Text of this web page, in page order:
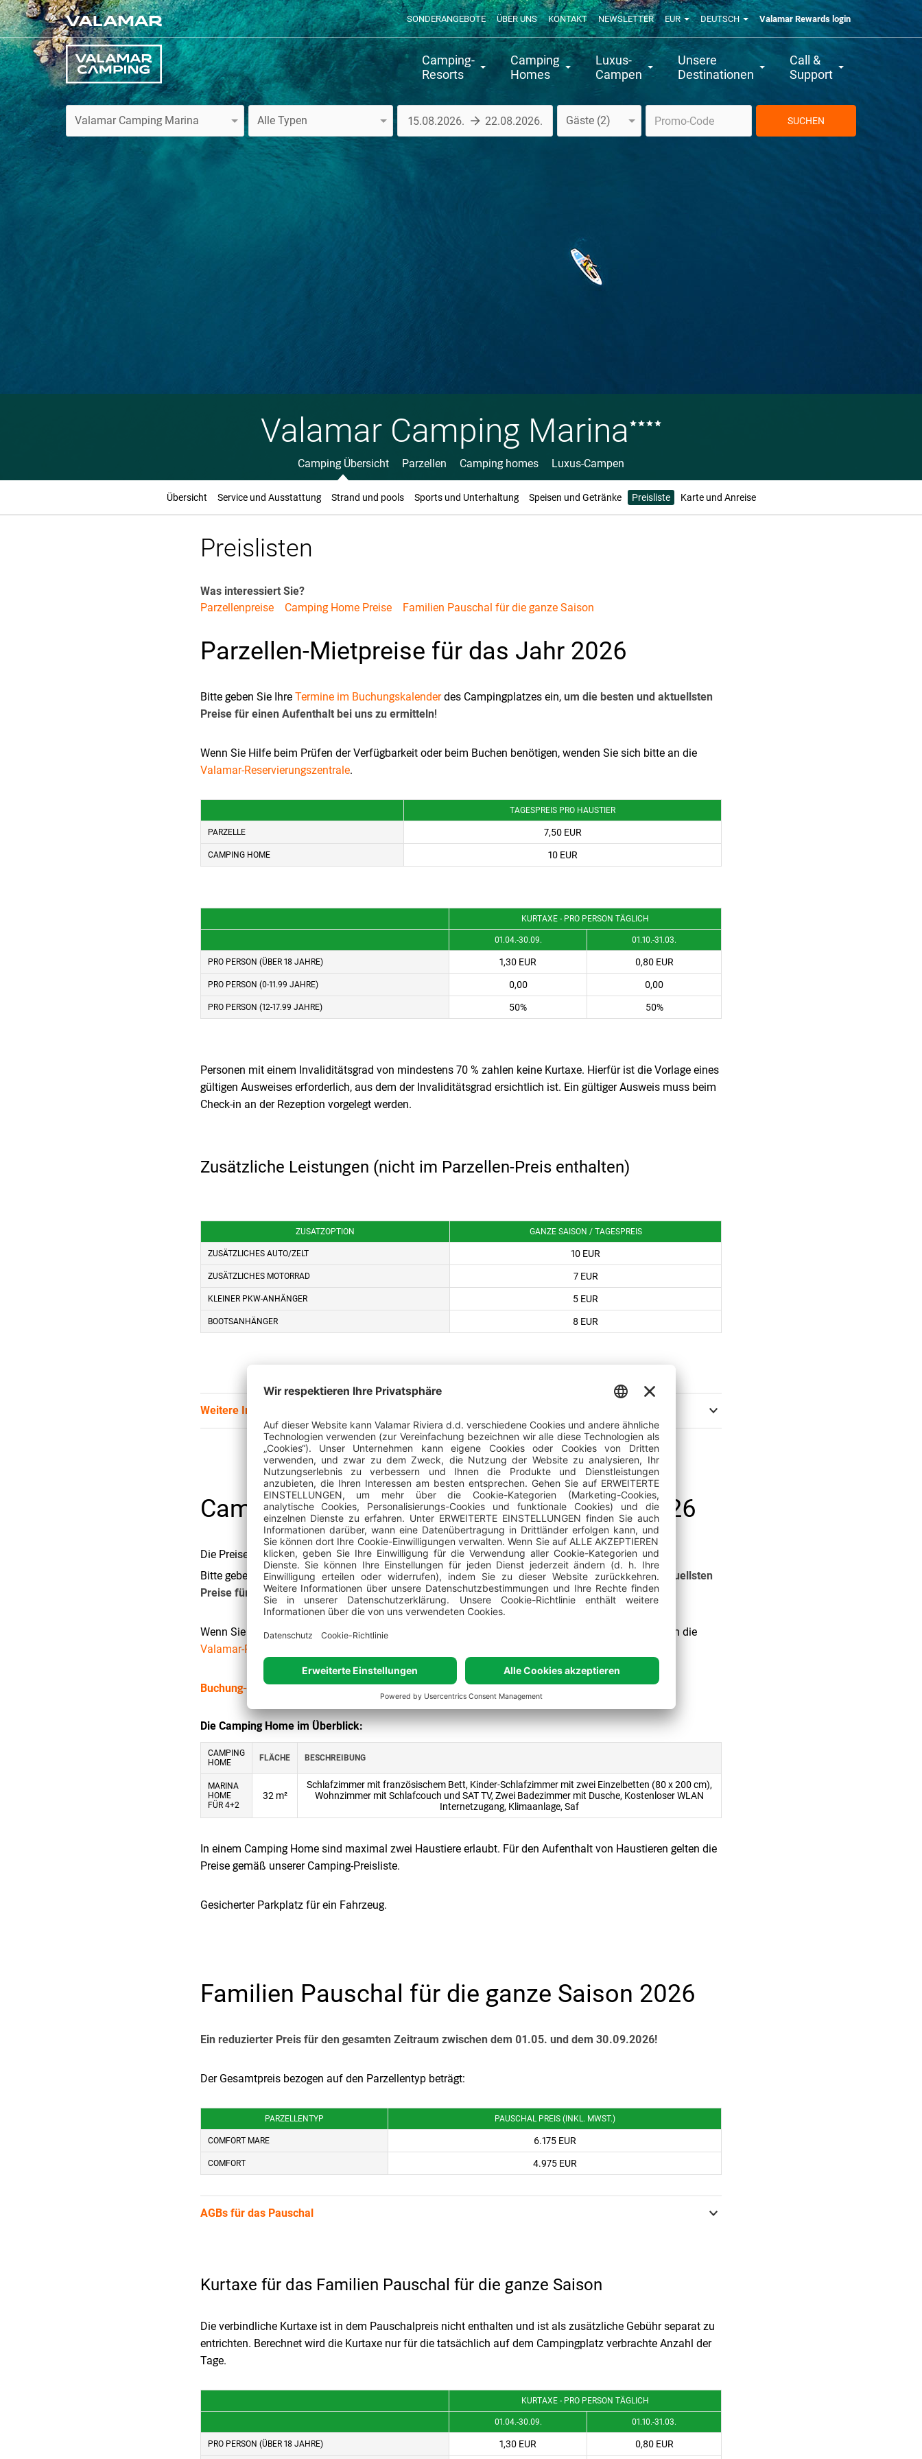
SONDERANGEBOTE ÜBER UNS KONTAKT NEWSLETTER EUR DEUTSCH Valamar Rewards login
Camping-
Resorts
Camping
Homes
Luxus-
Campen
Unsere
Destinationen
Call &
Support
Gäste 2 SUCHEN
Valamar Camping Marina
Camping Übersicht Parzellen Camping homes Luxus-Campen
Übersicht Service und Ausstattung Strand und pools Sports und Unterhaltung Speisen und Getränke Preisliste Karte und Anreise
Preislisten
Was interessiert Sie?
Parzellenpreise
Camping Home Preise Familien Pauschal für die ganze Saison
Parzellen-Mietpreise für das Jahr 2026
Bitte geben Sie Ihre Termine im Buchungskalenderdes Campingplatzes ein, um die besten und aktuellsten
Preise für einen Aufenthalt bei uns zu ermitteln!
Wenn Sie Hilfe beim Prüfen der Verfügbarkeit oder beim Buchen benötigen, wenden Sie sich bitte an die
Valamar-Reservierungszentrale.
TAGESPREIS PRO HAUSTIER
PARZELLE 7,50 EUR
CAMPING HOME 10 EUR
KURTAXE - PRO PERSON TÄGLICH
01.04.-30.09. 01.10.-31.03.
PRO PERSON (ÜBER 18 JAHRE) 1,30 EUR 0,80 EUR
PRO PERSON (0-11.99 JAHRE) 0,00 0,00
PRO PERSON (12-17.99 JAHRE) 50% 50%
Personen mit einem Invaliditätsgrad von mindestens 70 % zahlen keine Kurtaxe. Hierfür ist die Vorlage eines
gültigen Ausweises erforderlich, aus dem der Invaliditätsgrad ersichtlich ist. Ein gültiger Ausweis muss beim
Check-in an der Rezeption vorgelegt werden.
Zusätzliche Leistungen (nicht im Parzellen-Preis enthalten)
ZUSATZOPTION GANZE SAISON / TAGESPREIS
ZUSÄTZLICHES AUTO/ZELT 10 EUR
ZUSÄTZLICHES MOTORRAD 7 EUR
KLEINER PKW-ANHÄNGER 5 EUR
BOOTSANHÄNGER 8 EUR
Weitere Informationen zu den Parzellen-Preisen
Camping Home-Mietpreise für das Jahr 2026
Die Preise verstehen sich pro Tag und pro Camping Home.
Bitte geben Sie IhreTermine im Buchungskalender des Campingplatzes ein,um die besten und aktuellsten
Preise für einen Aufenthalt bei uns zu ermitteln!
Wenn Sie Hilfe beim Prüfen der Verfügbarkeit oder beim Buchen benötigen, wenden Sie sich bitte an die
Valamar-Reservierungszentrale
Buchung-AGBs ›
Die Camping Home im Überblick:
CAMPING
HOME
FLÄCHE BESCHREIBUNG
MARINA
HOME
FÜR 4+2
32 m²
Schlafzimmer mit französischem Bett, Kinder-Schlafzimmer mit zwei Einzelbetten (80 x 200 cm),
Wohnzimmer mit Schlafcouch und SAT TV, Zwei Badezimmer mit Dusche, Kostenloser WLAN
Internetzugang, Klimaanlage, Saf
In einem Camping Home sind maximal zwei Haustiere erlaubt. Für den Aufenthalt von Haustieren gelten die
Preise gemäß unserer Camping-Preisliste.
Gesicherter Parkplatz für ein Fahrzeug.
Familien Pauschal für die ganze Saison 2026
Ein reduzierter Preis für den gesamten Zeitraum zwischen dem 01.05. und dem 30.09.2026!
Der Gesamtpreis bezogen auf den Parzellentyp beträgt:
PARZELLENTYP PAUSCHAL PREIS (INKL. MWST.)
COMFORT MARE 6.175 EUR
COMFORT 4.975 EUR
AGBs für das Pauschal
Kurtaxe für das Familien Pauschal für die ganze Saison
Die verbindliche Kurtaxe ist in dem Pauschalpreis nicht enthalten und ist als zusätzliche Gebühr separat zu
entrichten. Berechnet wird die Kurtaxe nur für die tatsächlich auf dem Campingplatz verbrachte Anzahl der
Tage.
KURTAXE - PRO PERSON TÄGLICH
01.04.-30.09. 01.10.-31.03.
PRO PERSON (ÜBER 18 JAHRE) 1,30 EUR 0,80 EUR